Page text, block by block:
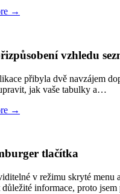
→
vzhledu
přibyla dvě navzájem
jak vaše tabulky a…
→
tlačítka
v režimu skryté menu
důležité informace, proto